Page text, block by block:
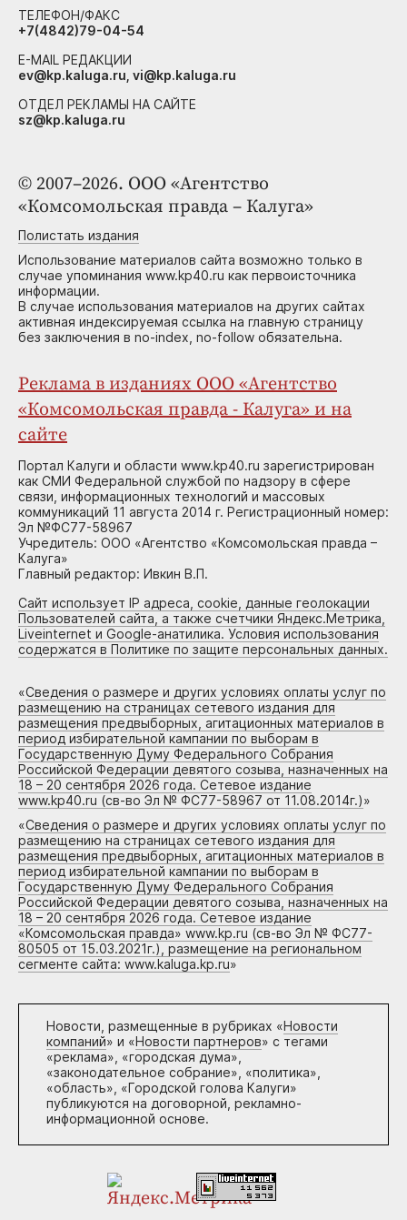
© 2007–2026. ООО «Агентство
«Комсомольская правда – Калуга»
Полистать издания
Использование материалов сайта возможно только в
случае упоминания www.kp40.ru как первоисточника
информации.
В случае использования материалов на других сайтах
активная индексируемая ссылка на главную страницу
без заключения в no-index, no-follow обязательна.
Реклама в изданиях ООО «Агентство
«Комсомольская правда - Калуга» и на
сайте
Портал Калуги и области www.kp40.ru зарегистрирован
как СМИ Федеральной службой по надзору в сфере
связи, информационных технологий и массовых
коммуникаций 11 августа 2014 г. Регистрационный номер:
Эл №ФС77-58967
Учредитель: ООО «Агентство «Комсомольская правда –
Калуга»
Главный редактор: Ивкин В.П.
Сайт использует IP адреса, cookie, данные геолокации
Пользователей сайта, а также счетчики Яндекс.Метрика,
Liveinternet и Google-анатилика. Условия использования
содержатся в Политике по защите персональных данных.
«Сведения о размере и других условиях оплаты услуг по
размещению на страницах сетевого издания для
размещения предвыборных, агитационных материалов в
период избирательной кампании по выборам в
Государственную Думу Федерального Собрания
Российской Федерации девятого созыва, назначенных на
18 – 20 сентября 2026 года. Сетевое издание
www.kp40.ru (св-во Эл № ФС77-58967 от 11.08.2014г.)»
«Сведения о размере и других условиях оплаты услуг по
размещению на страницах сетевого издания для
размещения предвыборных, агитационных материалов в
период избирательной кампании по выборам в
Государственную Думу Федерального Собрания
Российской Федерации девятого созыва, назначенных на
18 – 20 сентября 2026 года. Сетевое издание
«Комсомольская правда» www.kp.ru (св-во Эл № ФС77-
80505 от 15.03.2021г.), размещение на региональном
сегменте сайта: www.kaluga.kp.ru»
Новости, размещенные в рубриках «Новости
компаний» и «Новости партнеров» с тегами
«реклама», «городская дума»,
«законодательное собрание», «политика»,
«область», «Городской голова Калуги»
публикуются на договорной, рекламно-
информационной основе.
ТЕЛЕФОН/ФАКС
+7(4842)79-04-54
E-MAIL РЕДАКЦИИ
ev@kp.kaluga.ru, vi@kp.kaluga.ru
ОТДЕЛ РЕКЛАМЫ НА САЙТЕ
sz@kp.kaluga.ru